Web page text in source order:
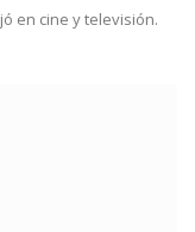
en cine y televisión.